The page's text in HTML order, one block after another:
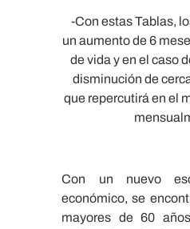
-Con estas Tablas,
un aumento de 6
de vida y en el caso
disminución de
que repercutirá en el
Con un nuevo
económico, se
mayores de 60